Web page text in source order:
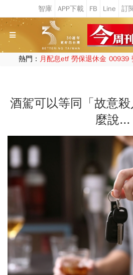
熱門： 月配息etf 勞保退休金 00939
酒駕可以等同「故意
麼說...